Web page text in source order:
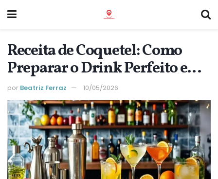
Receita de Coquetel: Como
Preparar o Drink Perfeito em
Casa
por Beatriz Ferraz 10/05/2026